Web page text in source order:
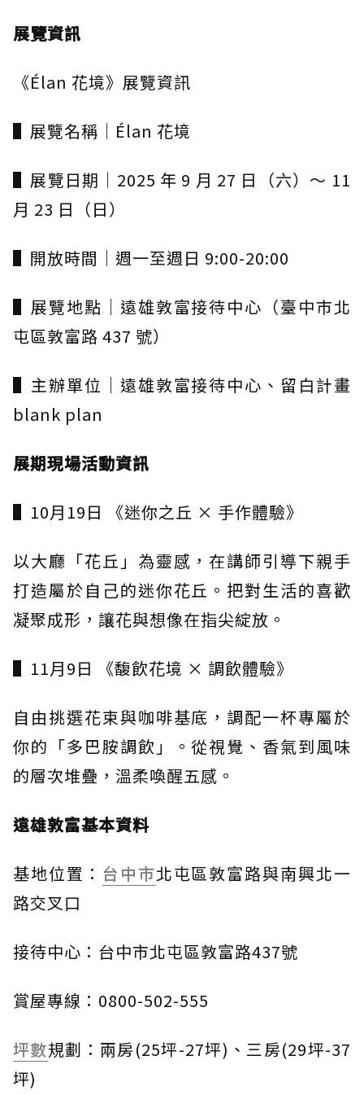
展覽資訊
《Élan 花境》展覽資訊
▌展覽名稱｜Élan 花境
▌展覽日期｜2025 年 9 月 27 日（六）～ 11
月 23 日（日）
▌開放時間｜週一至週日 9:00-20:00
▌展覽地點｜遠雄敦富接待中心（臺中市北
屯區敦富路 437 號）
▌主辦單位｜遠雄敦富接待中心、留白計畫
blank plan
展期現場活動資訊
▌10月19日 《迷你之丘 × 手作體驗》
以大廳「花丘」為靈感，在講師引導下親手
打造屬於自己的迷你花丘。把對生活的喜歡
凝聚成形，讓花與想像在指尖綻放。
▌11月9日 《馥飲花境 × 調飲體驗》
自由挑選花束與咖啡基底，調配一杯專屬於
你的「多巴胺調飲」。從視覺、香氣到風味
的層次堆疊，溫柔喚醒五感。
遠雄敦富基本資料
基地位置： 台中市北屯區敦富路與南興北一
路交叉口
接待中心：台中市北屯區敦富路437號
賞屋專線：0800-502-555
坪數規劃：兩房(25坪-27坪)、三房(29坪-37
坪)